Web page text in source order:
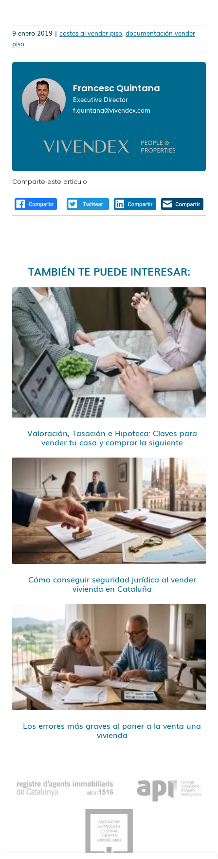
9-enero-2019 | costes al vender piso, documentación vender
piso
Francesc Quintana
Executive Director
f.quintana@vivendex.com
Comparte este artículo
TAMBIÉN TE PUEDE INTERESAR:
Valoración, Tasación e Hipoteca: Claves para
vender tu casa y comprar la siguiente
Cómo conseguir seguridad jurídica al vender
vivienda en Cataluña
Los errores más graves al poner a la venta una
vivienda